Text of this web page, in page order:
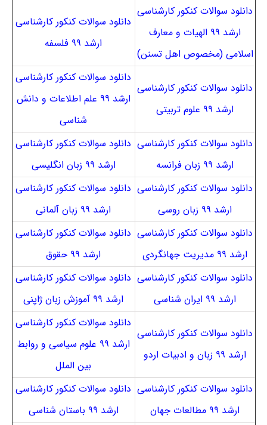
دانلود سوالات کنکور کارشناسی
ارشد ۹۹ الهیات و معارف
اسلامی (مخصوص اهل تسنن)
دانلود سوالات کنکور کارشناسی
ارشد ۹۹ فلسفه
دانلود سوالات کنکور کارشناسی
ارشد ۹۹ علوم تربیتی
دانلود سوالات کنکور کارشناسی
ارشد ۹۹ علم اطلاعات و دانش
شناسی
دانلود سوالات کنکور کارشناسی
ارشد ۹۹ زبان فرانسه
دانلود سوالات کنکور کارشناسی
ارشد ۹۹ زبان انگلیسی
دانلود سوالات کنکور کارشناسی
ارشد ۹۹ زبان روسی
دانلود سوالات کنکور کارشناسی
ارشد ۹۹ زبان آلمانی
دانلود سوالات کنکور کارشناسی
ارشد ۹۹ مدیریت جهانگردی
دانلود سوالات کنکور کارشناسی
ارشد ۹۹ حقوق
دانلود سوالات کنکور کارشناسی
ارشد ۹۹ ایران شناسی
دانلود سوالات کنکور کارشناسی
ارشد ۹۹ آموزش زبان ژاپنی
دانلود سوالات کنکور کارشناسی
ارشد ۹۹ زبان و ادبیات اردو
دانلود سوالات کنکور کارشناسی
ارشد ۹۹ علوم سیاسی و روابط
بین الملل
دانلود سوالات کنکور کارشناسی
ارشد ۹۹ مطالعات جهان
دانلود سوالات کنکور کارشناسی
ارشد ۹۹ باستان شناسی